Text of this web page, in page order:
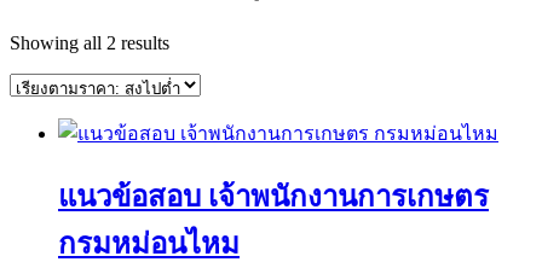
Showing all 2 resultsSorted
price:
to
แนวข้อสอบ เจ้าพนักงานการเกษตร
กรมหม่อนไหม